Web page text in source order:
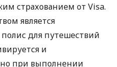
страхованием от Visa.
является
для путешествий
и
при выполнении